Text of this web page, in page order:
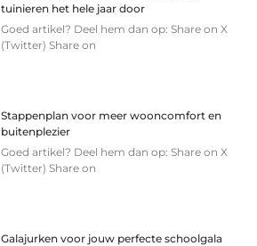
tuinieren het hele jaar door
Goed artikel? Deel hem dan op: Share on X
(Twitter) Share on
Stappenplan voor meer wooncomfort en
buitenplezier
Goed artikel? Deel hem dan op: Share on X
(Twitter) Share on
Galajurken voor jouw perfecte schoolgala